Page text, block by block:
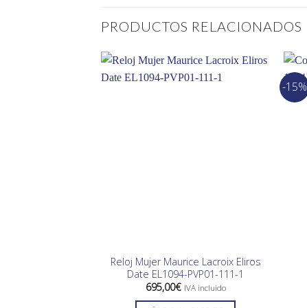
PRODUCTOS RELACIONADOS
Reloj Mujer Maurice Lacroix Eliros
Date EL1094-PVP01-111-1
695,00€ IVA incluido
-15%